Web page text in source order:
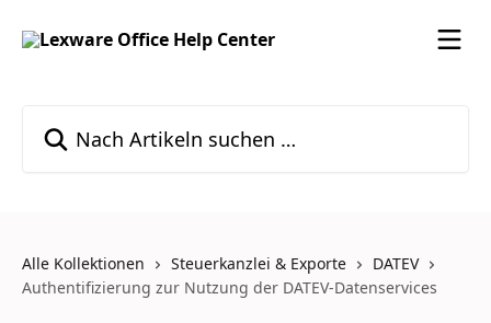
Alle Kollektionen Steuerkanzlei & Exporte
DATEV
Authentifizierung zur Nutzung der DATEV-Datenservices